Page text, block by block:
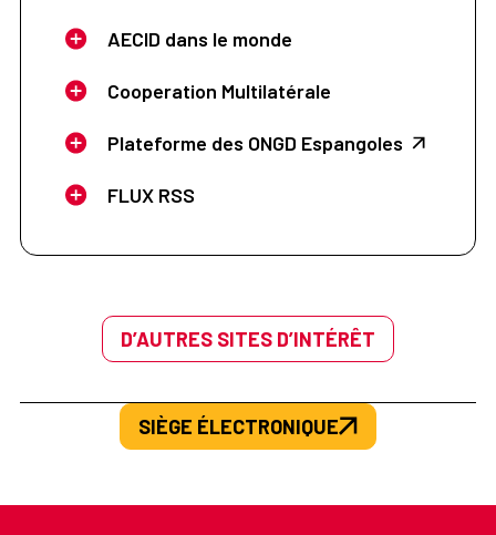
AECID dans le monde
Cooperation Multilatérale
Plateforme des ONGD Espangoles
FLUX RSS
D’AUTRES SITES D’INTÉRÊT
SIÈGE ÉLECTRONIQUE